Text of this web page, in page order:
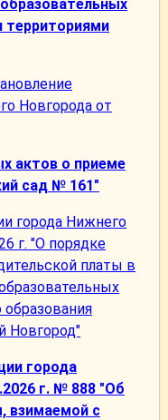
территориями
Новгорода от
актов о приеме
сад № 161"
города Нижнего
г. "О порядке
платы в
образования
Новгород"
города
г. № 888 "Об
взимаемой с